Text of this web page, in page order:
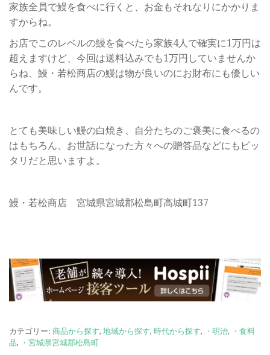
家族全員で鰻を食べに行くと、お金もそれなりにかかりま
すからね。
お店でこのレベルの鰻を食べたら家族4人で確実に1万円は
超えますけど、今回は送料込みでも1万円していませんか
らね、鰻・若松商店の鰻は物が良いのにお財布にも優しい
んです。
とても美味しい鰻の白焼き、自分たちのご褒美に食べるの
はもちろん、お世話になった方々への贈答品などにもピッ
タリだと思いますよ。
鰻・若松商店 宮城県宮城郡松島町高城町137
カテゴリー: 商品から探す, 地域から探す, 時代から探す, ・明治, ・食料
品, ・宮城県宮城郡松島町